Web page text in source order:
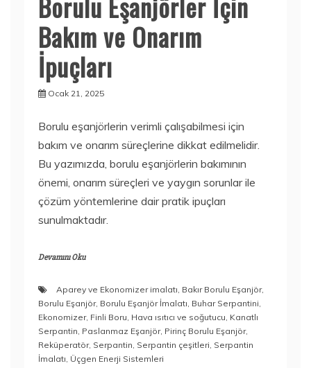
Bakım ve Onarım
İpuçları
Ocak 21, 2025
Borulu eşanjörlerin verimli çalışabilmesi için
bakım ve onarım süreçlerine dikkat edilmelidir.
Bu yazımızda, borulu eşanjörlerin bakımının
önemi, onarım süreçleri ve yaygın sorunlar ile
çözüm yöntemlerine dair pratik ipuçları
sunulmaktadır.
Devamını Oku
Aparey ve Ekonomizer imalatı Bakır Borulu Eşanjör,
Borulu Eşanjör, Borulu Eşanjör İmalatı Buhar Serpantini
Ekonomizer, Finli Boru Hava ısıtıcı ve soğutucu Kanatlı
Serpantin Paslanmaz Eşanjör, Pirinç Borulu Eşanjör,
Reküperatör, Serpantin Serpantin çeşitleri Serpantin
İmalatı Üçgen Enerji Sistemleri